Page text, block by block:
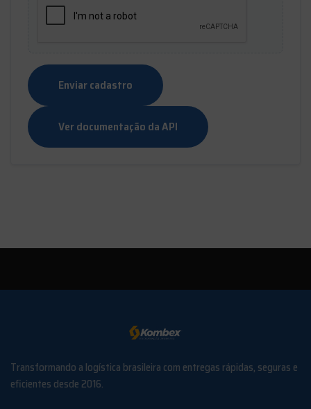
Enviar cadastro
Ver documentação da API
Transformando a logística brasileira com entregas rápidas, seguras e
eficientes desde 2016.